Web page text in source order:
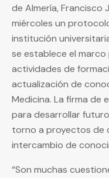
de Almería, Francisco
miércoles un
institución
se establece el
actividades de
actualización de
Medicina. La firma de
para desarrollar
torno a proyectos de
intercambio de
“Son muchas